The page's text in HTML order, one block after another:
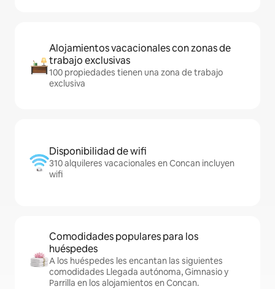
Alojamientos vacacionales con zonas de
trabajo exclusivas
100 propiedades tienen una zona de trabajo
exclusiva
Disponibilidad de wifi
310 alquileres vacacionales en Concan incluyen
wifi
Comodidades populares para los
huéspedes
A los huéspedes les encantan las siguientes
comodidades Llegada autónoma, Gimnasio y
Parrilla en los alojamientos en Concan.